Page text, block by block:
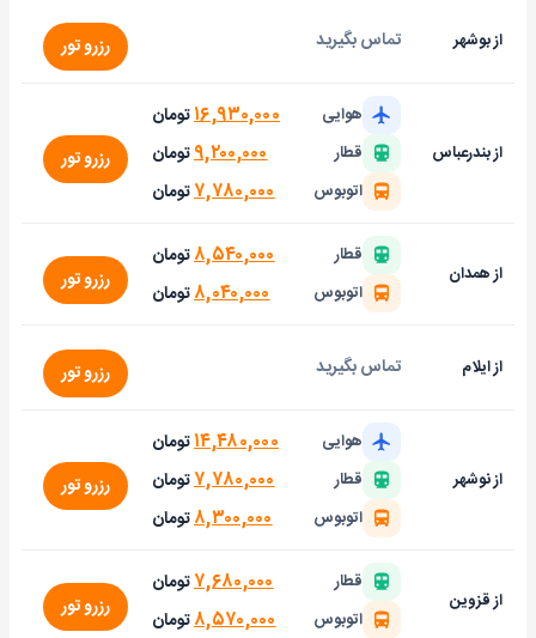
از بوشهر تماس بگیرید رزرو تور
از بندرعباس
هوایی ۱۶,۹۳۰,۰۰۰تومان
قطار ۹,۲۰۰,۰۰۰تومان
اتوبوس ۷,۷۸۰,۰۰۰تومان
رزرو تور
از همدان
قطار ۸,۵۴۰,۰۰۰تومان
اتوبوس ۸,۰۴۰,۰۰۰تومان رزرو تور
از ایلام تماس بگیرید رزرو تور
از نوشهر
هوایی ۱۴,۴۸۰,۰۰۰تومان
قطار ۷,۷۸۰,۰۰۰تومان
اتوبوس ۸,۳۰۰,۰۰۰تومان
رزرو تور
از قزوین
قطار ۷,۶۸۰,۰۰۰تومان
اتوبوس ۸,۵۷۰,۰۰۰تومان رزرو تور